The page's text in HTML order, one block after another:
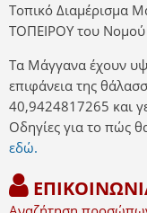
Τοπικό Διαμέρισμα
ΤΟΠΕΙΡΟΥ του
Τα Μάγγανα έχουν
επιφάνεια της
40,9424817265 και
Οδηγίες για το πώς
εδώ.